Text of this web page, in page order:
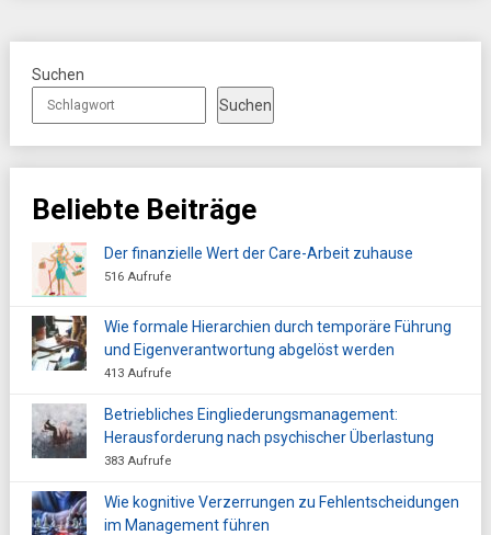
Suchen
Suchen
Beliebte Beiträge
Der finanzielle Wert der Care-Arbeit zuhause
516 Aufrufe
Wie formale Hierarchien durch temporäre Führung
und Eigenverantwortung abgelöst werden
413 Aufrufe
Betriebliches Eingliederungsmanagement:
Herausforderung nach psychischer Überlastung
383 Aufrufe
Wie kognitive Verzerrungen zu Fehlentscheidungen
im Management führen